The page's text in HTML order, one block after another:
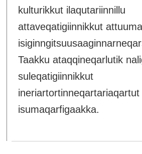
kulturikkut ilaqutariinnillu
attaveqatigiinnikkut
Taakku ataqqineqarlutik
suleqatigiinnikkut
ineriartortinneqartariaqartut
isumaqarfigaakka.